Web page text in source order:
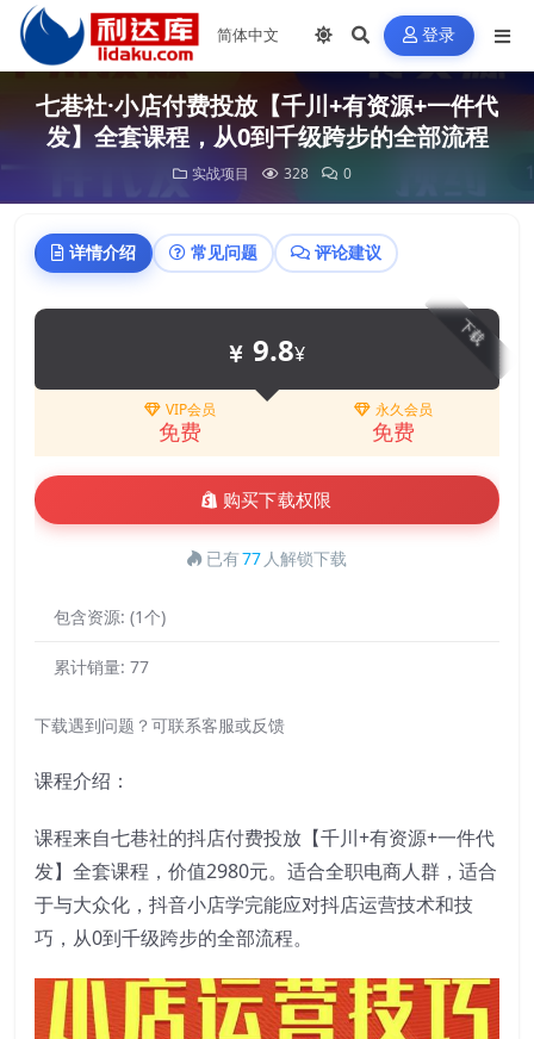
登录
七巷社·小店付费投放【千川+有资源+一件代
发】全套课程，从0到千级跨步的全部流程
实战项目 328 0
详情介绍 常见问题 评论建议
下载
9.8¥
VIP会员
免费
永久会员
免费
购买下载权限
已有77 人解锁下载
包含资源: (1个)
累计销量: 77
下载遇到问题？可联系客服或反馈
课程介绍：
课程来自七巷社的抖店付费投放【千川+有资源+一件代
发】全套课程，价值2980元。适合全职电商人群，适合
于与大众化，抖音小店学完能应对抖店运营技术和技
巧，从0到千级跨步的全部流程。